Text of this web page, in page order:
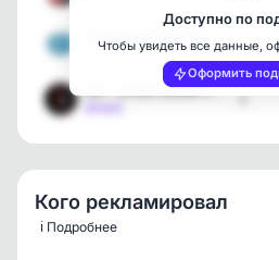
[max]
1
ЗИ - ЗЛОЙ ИЖЕВЧАНИН / НО…
1
Доступно по
Чтобы увидеть все данные,
Оформить
Кого рекламировал
ℹ️ Подробнее